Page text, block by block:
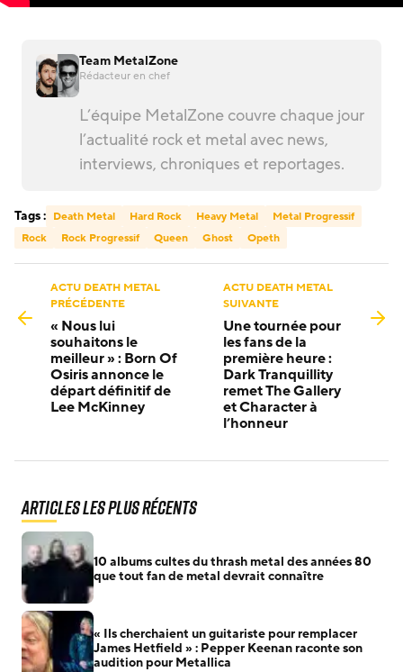
Team MetalZone
Rédacteur en chef
L’équipe MetalZone couvre chaque jour
l’actualité rock et metal avec news,
interviews, chroniques et reportages.
Tags : Death Metal Hard Rock Heavy Metal
Metal Progressif
Rock
Rock Progressif Queen Ghost Opeth
ACTU DEATH METAL
PRÉCÉDENTE
« Nous lui
souhaitons le
meilleur » : Born Of
Osiris annonce le
départ définitif de
Lee McKinney
ACTU DEATH METAL
SUIVANTE
Une tournée pour
les fans de la
première heure :
Dark Tranquillity
remet The Gallery
et Character à
l’honneur
Articles les plus récents
10 albums cultes du thrash metal des années 80
que tout fan de metal devrait connaître
« Ils cherchaient un guitariste pour remplacer
James Hetfield » : Pepper Keenan raconte son
audition pour Metallica